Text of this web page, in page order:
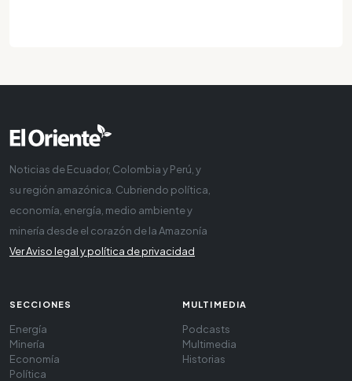
Noticias de Ecuador, Colombia y Perú, y
su región amazónica. Cubriendo política,
economía, energía, medio ambiente y
minería desde el corazón de la Amazonía
Ver Aviso legal y política de privacidad
SECCIONES
Energía
Minería
Economía
Política
MULTIMEDIA
Podcasts
Multimedia
Historias